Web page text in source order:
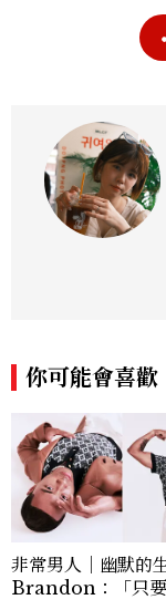
你可能會喜歡
非常男人｜幽默的
Brandon：「只要